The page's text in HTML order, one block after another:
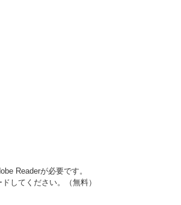
Readerが必要です。
してください。（無料）